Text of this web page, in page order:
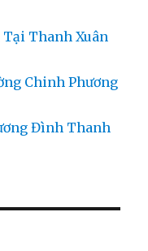
Tại Thanh Xuân
Chinh Phương
Đình Thanh